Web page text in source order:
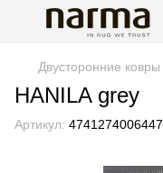
Двусторонние ковры
HANILA grey
Артикул: 4741274006447